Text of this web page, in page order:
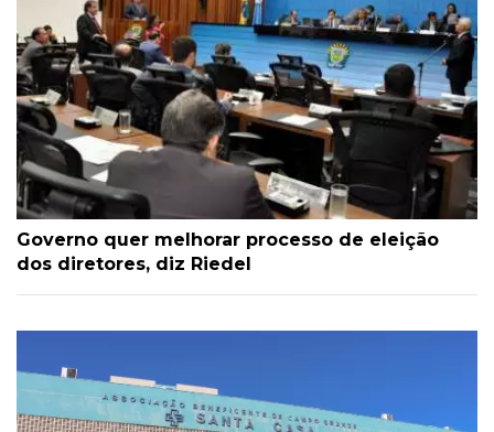
Governo quer melhorar processo de eleição
dos diretores, diz Riedel